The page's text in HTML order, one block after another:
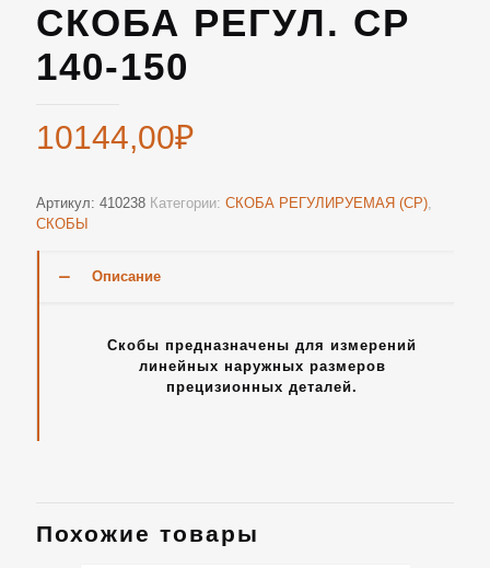
СКОБА РЕГУЛ. СР
140-150
10144,00₽
Артикул: 410238 Категории: СКОБА РЕГУЛИРУЕМАЯ (СР),
СКОБЫ
Описание
Скобы предназначены для измерений
линейных наружных размеров
прецизионных деталей.
Похожие товары